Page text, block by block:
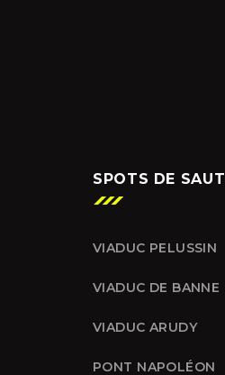
SPOTS DE SAUT
VIADUC PELUSSIN
VIADUC DE BANNE
VIADUC ARUDY
PONT NAPOLÉON